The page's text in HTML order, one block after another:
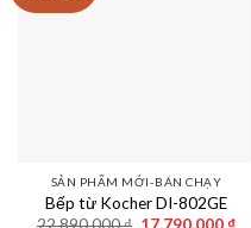
SẢN PHẨM MỚI-BÁN CHẠY
Bếp từ Kocher DI-802GE
Giá
Giá